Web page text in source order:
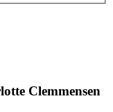
Clemmensen